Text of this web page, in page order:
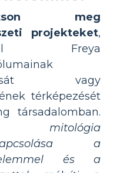
meg
projekteket,
Freya
vagy
térképezését
társadalomban.
a
és a